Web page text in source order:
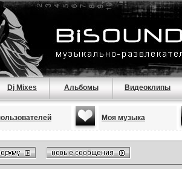
Dj Mixes Альбомы Видеоклипы
Моя музыка